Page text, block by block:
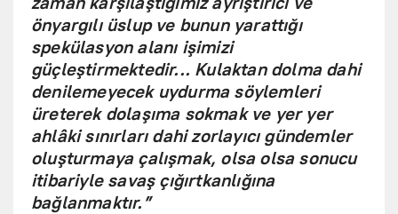
önyargılı üslup ve bunun yarattığı
spekülasyon alanı işimizi
güçleştirmektedir... Kulaktan dolma dahi
denilemeyecek uydurma söylemleri
üreterek dolaşıma sokmak ve yer yer
ahlâki sınırları dahi zorlayıcı gündemler
oluşturmaya çalışmak, olsa olsa sonucu
itibariyle savaş çığırtkanlığına
bağlanmaktır.”